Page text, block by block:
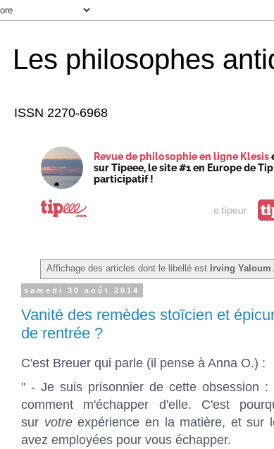
Les philosophes
ISSN 2270-6968
Revue de philosophie en ligne Klesis
sur Tipeee, le site #1 en Europe de Tip
participatif !
0 tipeur
Affichage des articles dont le libellé est Irving Yaloum
samedi 30 août 2014
Vanité des remèdes stoïcien et
de rentrée ?
C'est Breuer qui parle (il pense à Anna O.) :
" - Je suis prisonnier de cette obsession
comment m'échapper d'elle. C'est
sur votreexpérience en la matière, et sur
avez employées pour vous échapper.